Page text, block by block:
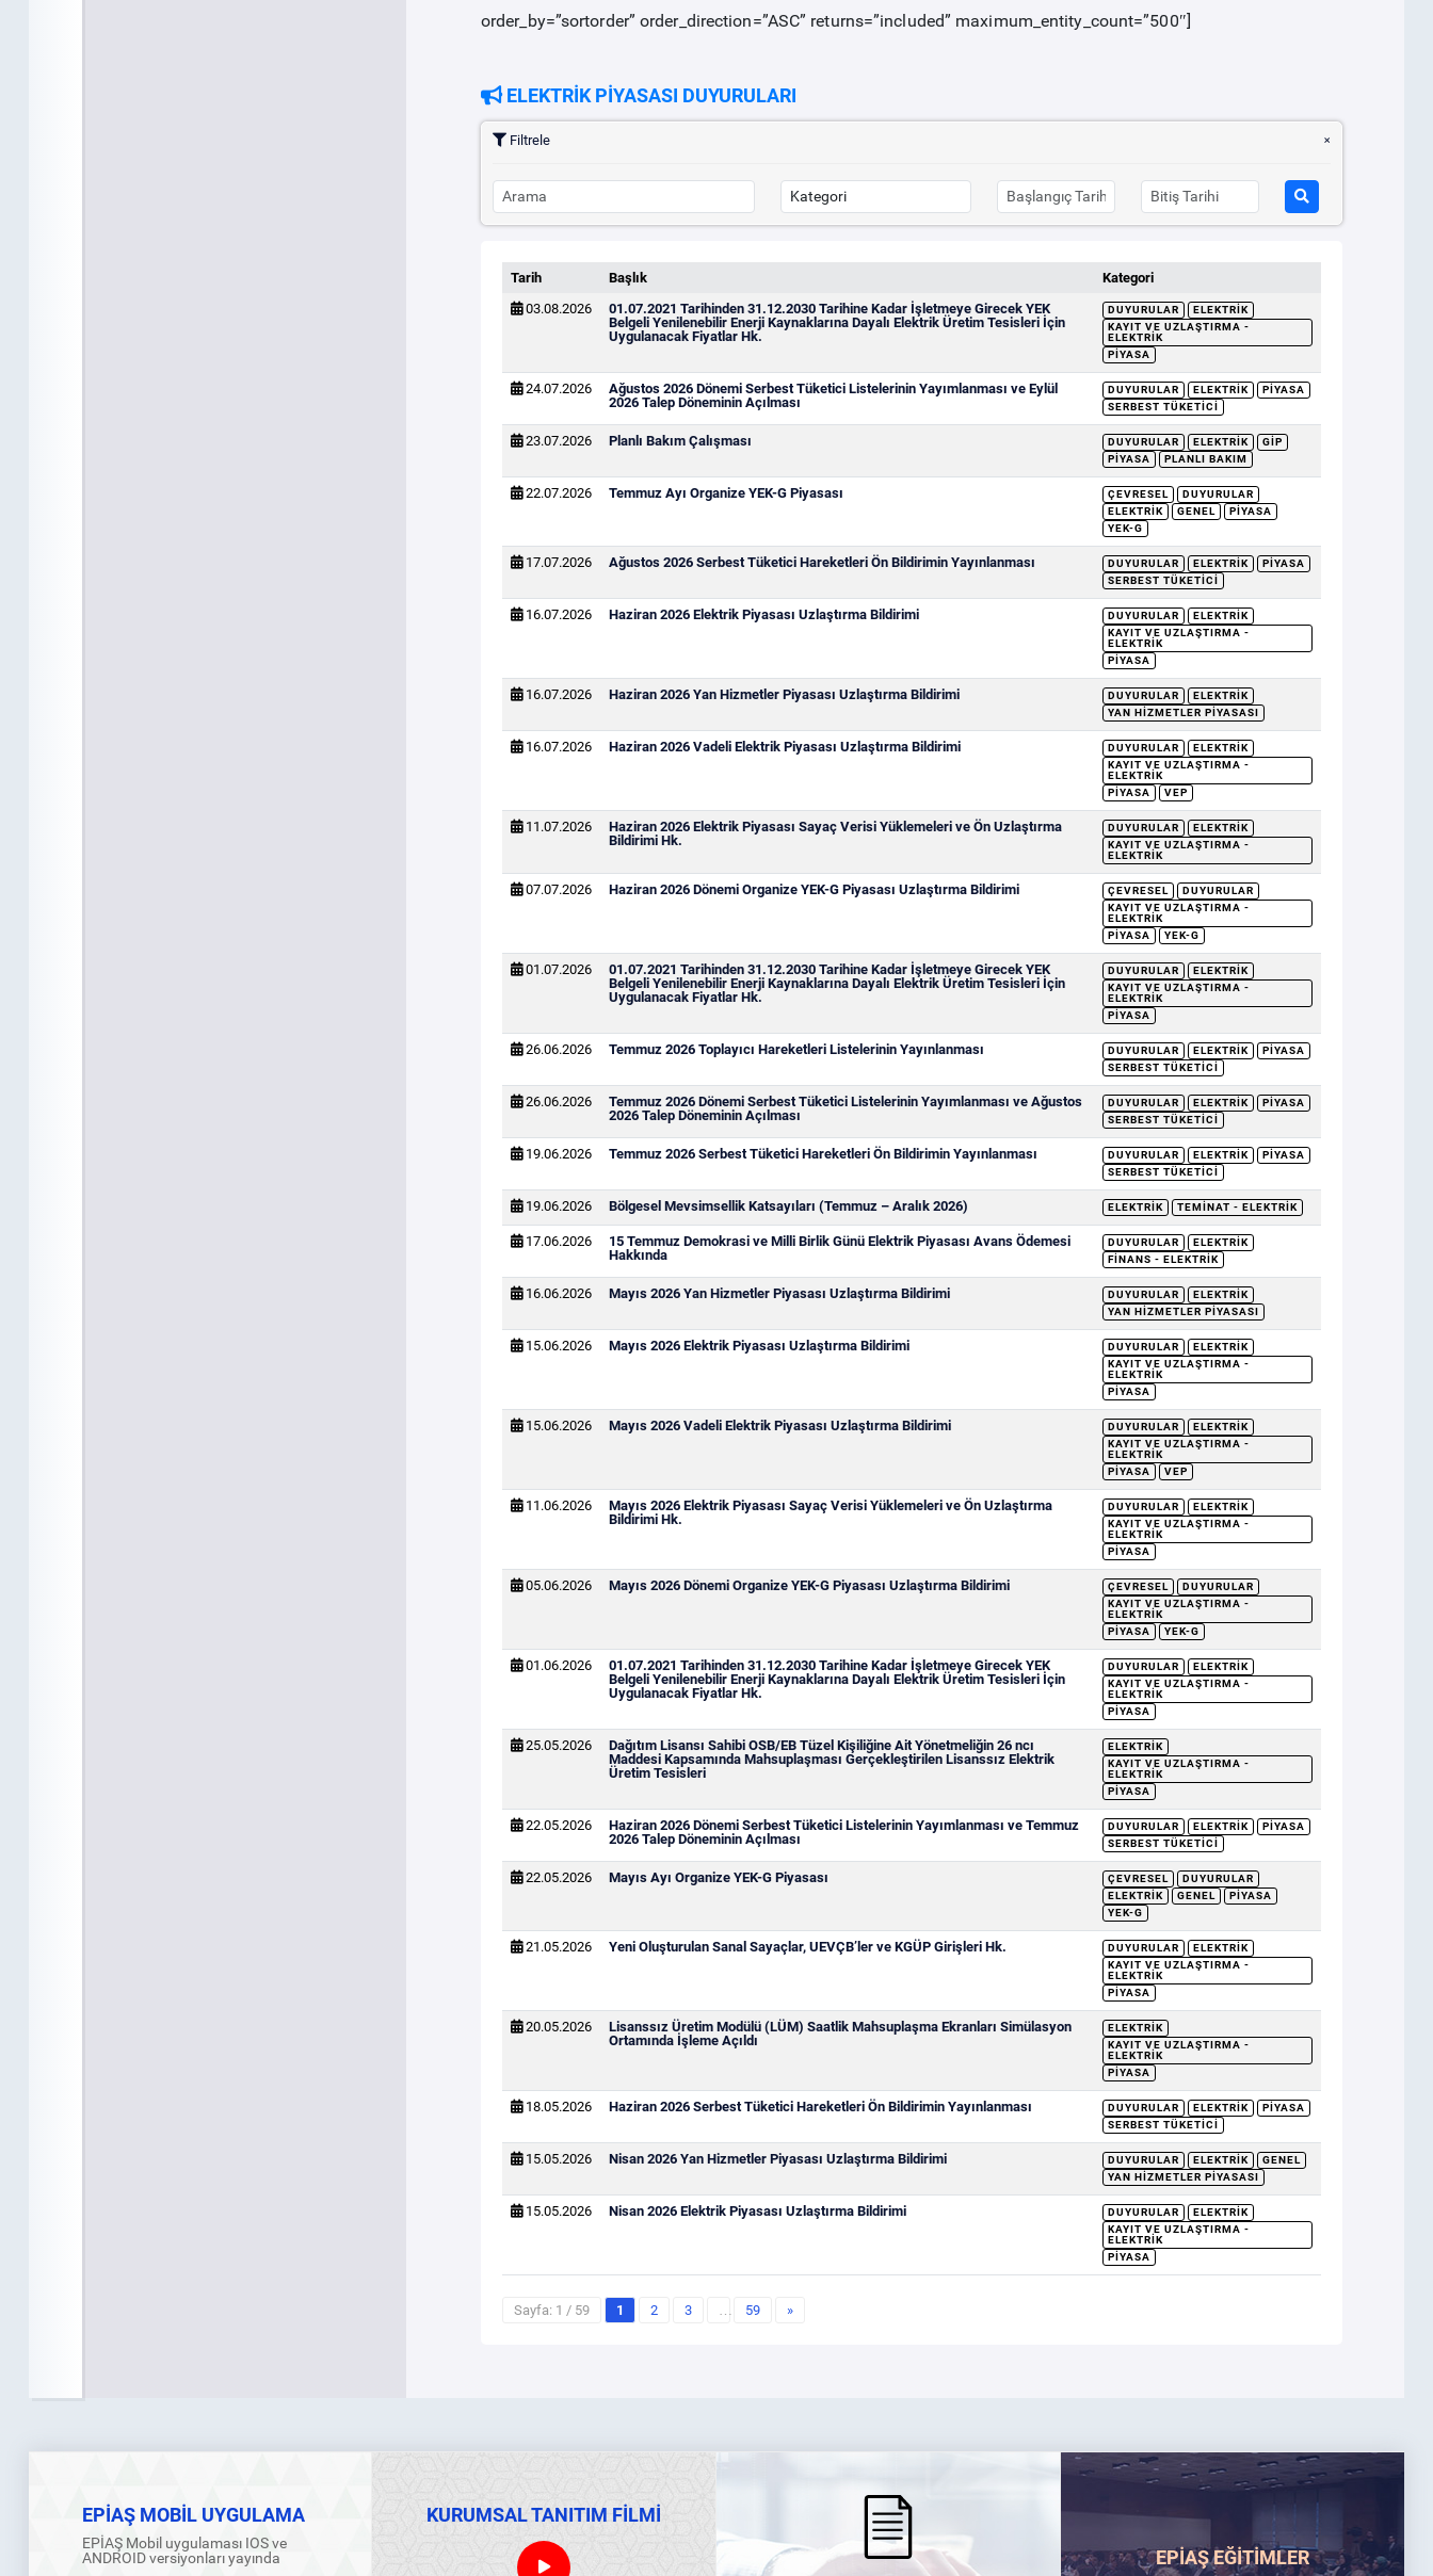
order_by=”sortorder” order_direction=”ASC” returns=”included” maximum_entity_count=”500″]
ELEKTRİK PİYASASI DUYURULARI
Filtrele
Tarih Başlık
Kategori
03.08.2026
01.07.2021 Tarihinden 31.12.2030 Tarihine Kadar İşletmeye Girecek YEK
Belgeli Yenilenebilir Enerji Kaynaklarına Dayalı Elektrik Üretim Tesisleri İçin
Uygulanacak Fiyatlar Hk.
DUYURULAR
ELEKTRIK
KAYIT VE UZLAŞTIRMA -
ELEKTRIK
PIYASA
24.07.2026
Ağustos 2026 Dönemi Serbest Tüketici Listelerinin Yayımlanması ve Eylül
2026 Talep Döneminin Açılması
DUYURULAR ELEKTRIK
PIYASA
SERBEST TÜKETICI
23.07.2026 Planlı Bakım Çalışması DUYURULAR ELEKTRIK
GİP
PIYASA
PLANLI BAKIM
22.07.2026 Temmuz Ayı Organize YEK-G Piyasası ÇEVRESEL
DUYURULAR
ELEKTRIK
GENEL
PIYASA
YEK-G
17.07.2026 Ağustos 2026 Serbest Tüketici Hareketleri Ön Bildirimin Yayınlanması DUYURULAR ELEKTRIK
PIYASA
SERBEST TÜKETICI
16.07.2026 Haziran 2026 Elektrik Piyasası Uzlaştırma Bildirimi DUYURULAR
ELEKTRIK
KAYIT VE UZLAŞTIRMA -
ELEKTRIK
PIYASA
16.07.2026 Haziran 2026 Yan Hizmetler Piyasası Uzlaştırma Bildirimi DUYURULAR
ELEKTRIK
YAN HIZMETLER PIYASASI
16.07.2026 Haziran 2026 Vadeli Elektrik Piyasası Uzlaştırma Bildirimi DUYURULAR
ELEKTRIK
KAYIT VE UZLAŞTIRMA -
ELEKTRIK
PIYASA
VEP
11.07.2026
Haziran 2026 Elektrik Piyasası Sayaç Verisi Yüklemeleri ve Ön Uzlaştırma
Bildirimi Hk.
DUYURULAR
ELEKTRIK
KAYIT VE UZLAŞTIRMA -
ELEKTRIK
07.07.2026 Haziran 2026 Dönemi Organize YEK-G Piyasası Uzlaştırma Bildirimi ÇEVRESEL
DUYURULAR
KAYIT VE UZLAŞTIRMA -
ELEKTRIK
PIYASA
YEK-G
01.07.2026
01.07.2021 Tarihinden 31.12.2030 Tarihine Kadar İşletmeye Girecek YEK
Belgeli Yenilenebilir Enerji Kaynaklarına Dayalı Elektrik Üretim Tesisleri İçin
Uygulanacak Fiyatlar Hk.
DUYURULAR
ELEKTRIK
KAYIT VE UZLAŞTIRMA -
ELEKTRIK
PIYASA
26.06.2026 Temmuz 2026 Toplayıcı Hareketleri Listelerinin Yayınlanması DUYURULAR ELEKTRIK
PIYASA
SERBEST TÜKETICI
26.06.2026
Temmuz 2026 Dönemi Serbest Tüketici Listelerinin Yayımlanması ve Ağustos
2026 Talep Döneminin Açılması
DUYURULAR ELEKTRIK
PIYASA
SERBEST TÜKETICI
19.06.2026 Temmuz 2026 Serbest Tüketici Hareketleri Ön Bildirimin Yayınlanması DUYURULAR ELEKTRIK
PIYASA
SERBEST TÜKETICI
19.06.2026 Bölgesel Mevsimsellik Katsayıları (Temmuz – Aralık 2026) ELEKTRIK TEMINAT - ELEKTRIK
17.06.2026
15 Temmuz Demokrasi ve Milli Birlik Günü Elektrik Piyasası Avans Ödemesi
Hakkında
DUYURULAR
ELEKTRIK
FINANS - ELEKTRIK
16.06.2026 Mayıs 2026 Yan Hizmetler Piyasası Uzlaştırma Bildirimi DUYURULAR
ELEKTRIK
YAN HIZMETLER PIYASASI
15.06.2026 Mayıs 2026 Elektrik Piyasası Uzlaştırma Bildirimi DUYURULAR
ELEKTRIK
KAYIT VE UZLAŞTIRMA -
ELEKTRIK
PIYASA
15.06.2026 Mayıs 2026 Vadeli Elektrik Piyasası Uzlaştırma Bildirimi DUYURULAR
ELEKTRIK
KAYIT VE UZLAŞTIRMA -
ELEKTRIK
PIYASA
VEP
11.06.2026
Mayıs 2026 Elektrik Piyasası Sayaç Verisi Yüklemeleri ve Ön Uzlaştırma
Bildirimi Hk.
DUYURULAR
ELEKTRIK
KAYIT VE UZLAŞTIRMA -
ELEKTRIK
PIYASA
05.06.2026 Mayıs 2026 Dönemi Organize YEK-G Piyasası Uzlaştırma Bildirimi ÇEVRESEL
DUYURULAR
KAYIT VE UZLAŞTIRMA -
ELEKTRIK
PIYASA
YEK-G
01.06.2026
01.07.2021 Tarihinden 31.12.2030 Tarihine Kadar İşletmeye Girecek YEK
Belgeli Yenilenebilir Enerji Kaynaklarına Dayalı Elektrik Üretim Tesisleri İçin
Uygulanacak Fiyatlar Hk.
DUYURULAR
ELEKTRIK
KAYIT VE UZLAŞTIRMA -
ELEKTRIK
PIYASA
25.05.2026
Dağıtım Lisansı Sahibi OSB/EB Tüzel Kişiliğine Ait Yönetmeliğin 26 ncı
Maddesi Kapsamında Mahsuplaşması Gerçekleştirilen Lisanssız Elektrik
Üretim Tesisleri
ELEKTRIK
KAYIT VE UZLAŞTIRMA -
ELEKTRIK
PIYASA
22.05.2026
Haziran 2026 Dönemi Serbest Tüketici Listelerinin Yayımlanması ve Temmuz
2026 Talep Döneminin Açılması
DUYURULAR ELEKTRIK
PIYASA
SERBEST TÜKETICI
22.05.2026 Mayıs Ayı Organize YEK-G Piyasası ÇEVRESEL
DUYURULAR
ELEKTRIK
GENEL
PIYASA
YEK-G
21.05.2026 Yeni Oluşturulan Sanal Sayaçlar, UEVÇB’ler ve KGÜP Girişleri Hk. DUYURULAR
ELEKTRIK
KAYIT VE UZLAŞTIRMA -
ELEKTRIK
PIYASA
20.05.2026
Lisanssız Üretim Modülü (LÜM) Saatlik Mahsuplaşma Ekranları Simülasyon
Ortamında İşleme Açıldı
ELEKTRIK
KAYIT VE UZLAŞTIRMA -
ELEKTRIK
PIYASA
18.05.2026 Haziran 2026 Serbest Tüketici Hareketleri Ön Bildirimin Yayınlanması DUYURULAR ELEKTRIK
PIYASA
SERBEST TÜKETICI
15.05.2026 Nisan 2026 Yan Hizmetler Piyasası Uzlaştırma Bildirimi DUYURULAR ELEKTRIK
GENEL
YAN HIZMETLER PIYASASI
15.05.2026 Nisan 2026 Elektrik Piyasası Uzlaştırma Bildirimi DUYURULAR
ELEKTRIK
KAYIT VE UZLAŞTIRMA -
ELEKTRIK
PIYASA
Sayfa: 1 / 59 1 2 3 … 59 »
EPİAŞ MOBİL UYGULAMA
EPİAŞ Mobil uygulaması IOS ve
ANDROID versiyonları yayında
KURUMSAL TANITIM FİLMİ
EPİAŞ EĞİTİMLER